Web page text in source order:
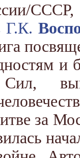
СССР,
Г.К.
и
Сил,
за